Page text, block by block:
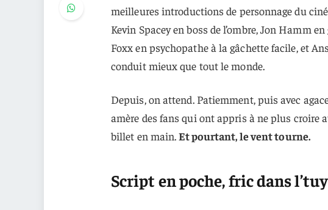
meilleures introductions de personnage du
Kevin Spacey en boss de l’ombre, Jon Hamm
Foxx en psychopathe à la gâchette facile, et
conduit mieux que tout le monde.
Depuis, on attend. Patiemment, puis avec
amère des fans qui ont appris à ne plus croire
billet en main.Et pourtant, le vent tourne.
Script en poche, fric dans